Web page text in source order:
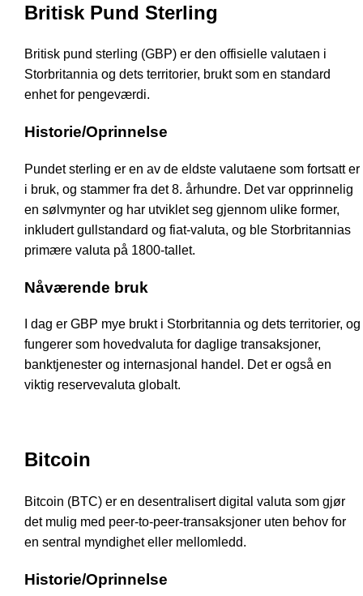
Britisk Pund Sterling
Britisk pund sterling (GBP) er den offisielle valutaen i
Storbritannia og dets territorier, brukt som en standard
enhet for pengeværdi.
Historie/Oprinnelse
Pundet sterling er en av de eldste valutaene som fortsatt er
i bruk, og stammer fra det 8. århundre. Det var opprinnelig
en sølvmynter og har utviklet seg gjennom ulike former,
inkludert gullstandard og fiat-valuta, og ble Storbritannias
primære valuta på 1800-tallet.
Nåværende bruk
I dag er GBP mye brukt i Storbritannia og dets territorier, og
fungerer som hovedvaluta for daglige transaksjoner,
banktjenester og internasjonal handel. Det er også en
viktig reservevaluta globalt.
Bitcoin
Bitcoin (BTC) er en desentralisert digital valuta som gjør
det mulig med peer-to-peer-transaksjoner uten behov for
en sentral myndighet eller mellomledd.
Historie/Oprinnelse